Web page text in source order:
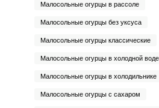
Малосольные огурцы в рассоле
Малосольные огурцы без уксуса
Малосольные огурцы классические
Малосольные огурцы в холодной воде
Малосольные огурцы в холодильнике
Малосольные огурцы с сахаром